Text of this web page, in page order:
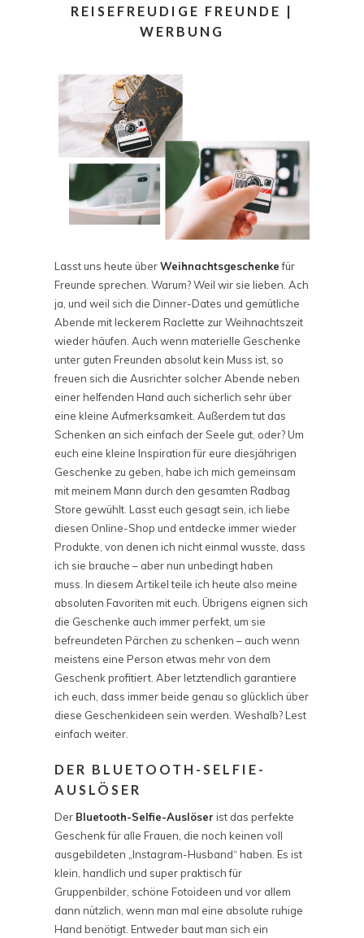
REISEFREUDIGE FREUNDE |
WERBUNG
Lasst uns heute überWeihnachtsgeschenke für
Freunde sprechen. Warum? Weil wir sie lieben. Ach
ja, und weil sich die Dinner-Dates und gemütliche
Abende mit leckerem Raclette zur Weihnachtszeit
wieder häufen. Auch wenn materielle Geschenke
unter guten Freunden absolut kein Muss ist, so
freuen sich die Ausrichter solcher Abende neben
einer helfenden Hand auch sicherlich sehr über
eine kleine Aufmerksamkeit. Außerdem tut das
Schenken an sich einfach der Seele gut, oder? Um
euch eine kleine Inspiration für eure diesjährigen
Geschenke zu geben, habe ich mich gemeinsam
mit meinem Mann durch den gesamten Radbag
Store gewühlt. Lasst euch gesagt sein, ich liebe
diesen Online-Shop und entdecke immer wieder
Produkte, von denen ich nicht einmal wusste, dass
ich sie brauche – aber nun unbedingt haben
muss. In diesem Artikel teile ich heute also meine
absoluten Favoriten mit euch. Übrigens eignen sich
die Geschenke auch immer perfekt, um sie
befreundeten Pärchen zu schenken – auch wenn
meistens eine Person etwas mehr von dem
Geschenk profitiert. Aber letztendlich garantiere
ich euch, dass immer beide genau so glücklich über
diese Geschenkideen sein werden. Weshalb? Lest
einfach weiter.
DER BLUETOOTH-SELFIE-
AUSLÖSER
Der Bluetooth-Selfie-Auslöser ist das perfekte
Geschenk für alle Frauen, die noch keinen voll
ausgebildeten „Instagram-Husband“ haben. Es ist
klein, handlich und super praktisch für
Gruppenbilder, schöne Fotoideen und vor allem
dann nützlich, wenn man mal eine absolute ruhige
Hand benötigt. Entweder baut man sich ein